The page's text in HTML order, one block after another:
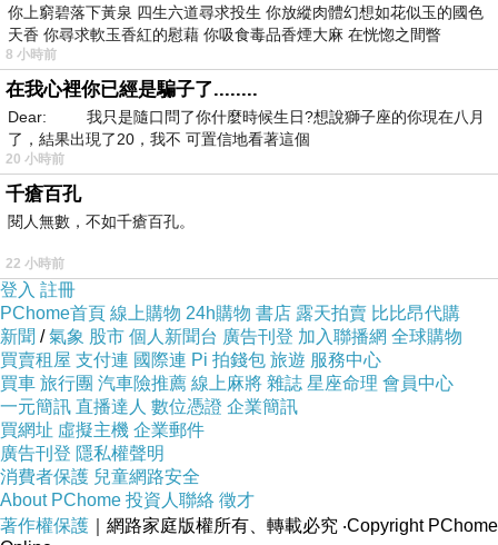
你上窮碧落下黃泉 四生六道尋求投生 你放縱肉體幻想如花似玉的國色
天香 你尋求軟玉香紅的慰藉 你吸食毒品香煙大麻 在恍惚之間瞥
8 小時前
在我心裡你已經是騙子了........
Dear: 我只是隨口問了你什麼時候生日?想說獅子座的你現在八月
了，結果出現了20，我不 可置信地看著這個
20 小時前
千瘡百孔
閱人無數，不如千瘡百孔。
22 小時前
登入 註冊
PChome首頁 線上購物 24h購物 書店 露天拍賣 比比昂代購
新聞 /氣象 股市 個人新聞台 廣告刊登 加入聯播網 全球購物
買賣租屋 支付連 國際連 Pi 拍錢包 旅遊 服務中心
買車 旅行團 汽車險推薦 線上麻將 雜誌 星座命理 會員中心
一元簡訊 直播達人 數位憑證 企業簡訊
買網址 虛擬主機 企業郵件
廣告刊登 隱私權聲明
消費者保護 兒童網路安全
About PChome 投資人聯絡 徵才
著作權保護 ｜網路家庭版權所有、轉載必究 ‧Copyright PChome